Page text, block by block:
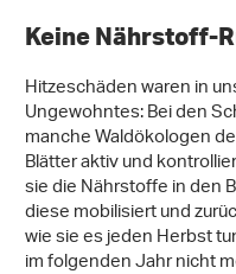
Keine Nährstoff-
Hitzeschäden waren in
Ungewohntes: Bei den
manche Waldökologen
Blätter aktiv und
sie die Nährstoffe in den
diese mobilisiert und
wie sie es jeden Herbst
im folgenden Jahr nicht